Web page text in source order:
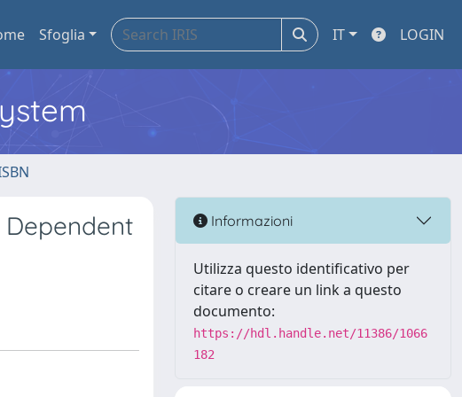
Sfoglia IT LOGIN
Informazioni
Utilizza questo identificativo per
citare o creare un link a questo
documento:
https://hdl.handle.net/11386/1066
182